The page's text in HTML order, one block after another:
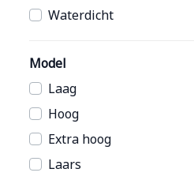
Waterdicht
Model
Laag
Hoog
Extra hoog
Laars